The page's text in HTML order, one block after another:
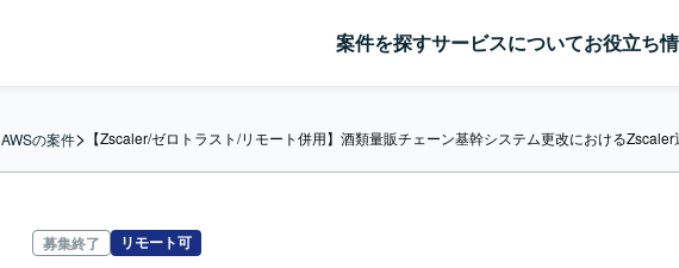
案件を探すサービスについてお役立ち
AWSの案件> 【Zscaler/ゼロトラスト/リモート併用】酒類量販チェーン基幹システム更改における
募集終了 リモート可